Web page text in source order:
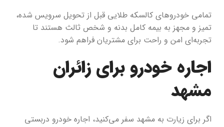
تمامی خودروهای کالسکه طلایی قبل از تحویل سرویس شده،
تمیز و مجهز به بیمه کامل بدنه و شخص ثالث هستند تا
تجربه‌ای امن و راحت برای مشتریان فراهم شود.
اجاره خودرو برای زائران
مشهد
اگر برای زیارت به مشهد سفر می‌کنید، اجاره خودرو دربستی